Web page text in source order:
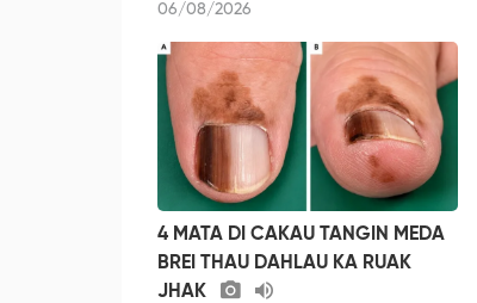
06/08/2026
4 MATA DI CAKAU TANGIN MEDA
BREI THAU DAHLAU KA RUAK
JHAK